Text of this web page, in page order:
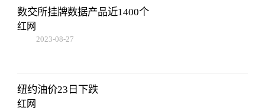
数交所挂牌数据产品近1400个
红网
2023-08-27
纽约油价23日下跌
红网